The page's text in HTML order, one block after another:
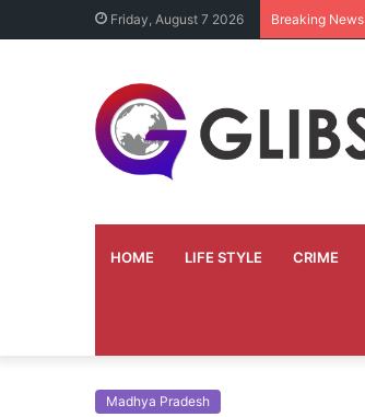
Friday, August 7 2026 Breaking News
HOME LIFE STYLE CRIME
Madhya Pradesh